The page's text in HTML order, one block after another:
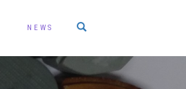
NEWS